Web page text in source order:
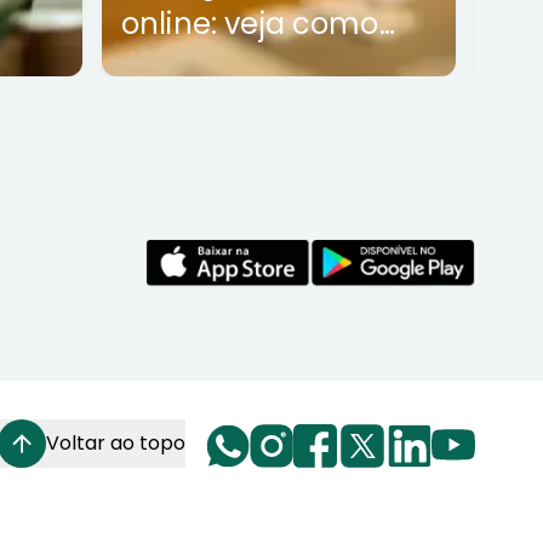
online: veja como
funciona
Voltar ao topo